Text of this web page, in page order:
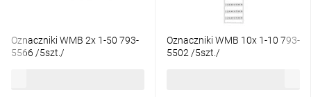
Oznaczniki WMB 2x 1-50 793-
5566 /5szt./
Oznaczniki WMB 10x 1-10 793-
5502 /5szt./